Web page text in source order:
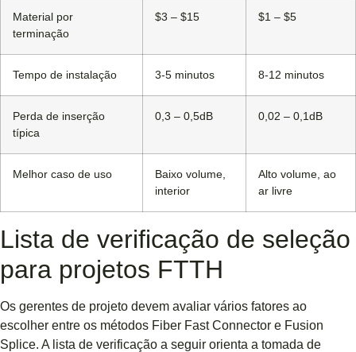
Material por
terminação
$3 – $15 $1 – $5
Tempo de instalação 3-5 minutos 8-12 minutos
Perda de inserção
típica
0,3 – 0,5dB 0,02 – 0,1dB
Melhor caso de uso
Baixo volume,
interior
Alto volume, ao
ar livre
Lista de verificação de seleção
para projetos FTTH
Os gerentes de projeto devem avaliar vários fatores ao
escolher entre os métodos Fiber Fast Connector e Fusion
Splice. A lista de verificação a seguir orienta a tomada de